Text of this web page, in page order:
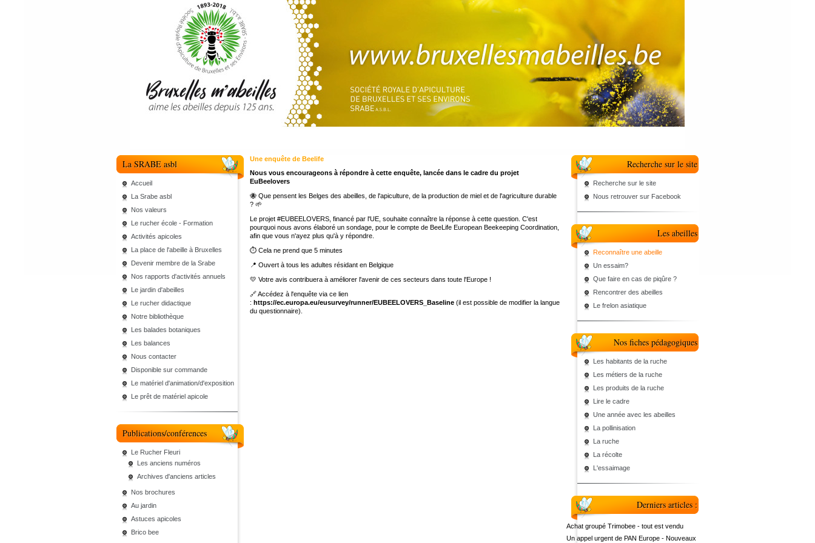
La SRABE asbl
Accueil
La Srabe asbl
Nos valeurs
Le rucher école - Formation
Activités apicoles
La place de l'abeille à Bruxelles
Devenir membre de la Srabe
Nos rapports d'activités annuels
Le jardin d'abeilles
Le rucher didactique
Notre bibliothèque
Les balades botaniques
Les balances
Nous contacter
Disponible sur commande
Le matériel d'animation/d'exposition
Le prêt de matériel apicole
Publications/conférences
Le Rucher Fleuri
Les anciens numéros
Archives d'anciens articles
Nos brochures
Au jardin
Astuces apicoles
Brico bee
Une enquête de Beelife
Nous vous encourageons à répondre à cette enquête, lancée dans le cadre du projet
EuBeelovers
🐝 Que pensent les Belges des abeilles, de l'apiculture, de la production de miel et de l'agriculture durable
? 🌱
Le projet #EUBEELOVERS, financé par l'UE, souhaite connaître la réponse à cette question. C'est
pourquoi nous avons élaboré un sondage, pour le compte de BeeLife European Beekeeping Coordination,
afin que vous n'ayez plus qu'à y répondre.
⏱ Cela ne prend que 5 minutes
📍 Ouvert à tous les adultes résidant en Belgique
💛 Votre avis contribuera à améliorer l'avenir de ces secteurs dans toute l'Europe !
🔗 Accédez à l'enquête via ce lien
: https://ec.europa.eu/eusurvey/runner/EUBEELOVERS_Baseline (il est possible de modifier la langue
du questionnaire).
Recherche sur le site
Recherche sur le site
Nous retrouver sur Facebook
Les abeilles
Reconnaître une abeille
Un essaim?
Que faire en cas de piqûre ?
Rencontrer des abeilles
Le frelon asiatique
Nos fiches pédagogiques
Les habitants de la ruche
Les métiers de la ruche
Les produits de la ruche
Lire le cadre
Une année avec les abeilles
La pollinisation
La ruche
La récolte
L'essaimage
Derniers articles :
Achat groupé Trimobee - tout est vendu
Un appel urgent de PAN Europe - Nouveaux